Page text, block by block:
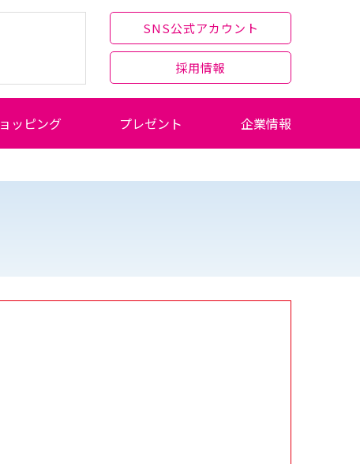
SNS公式アカウント
採用情報
ッピング プレゼント 企業情報